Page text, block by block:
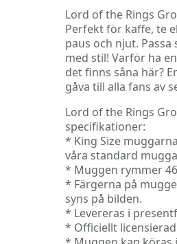
Lord of the Rings
Perfekt för kaffe, te
paus och njut.
med stil! Varför ha
det finns såna här?
gåva till alla fans av
Lord of the Rings
specifikationer:
* King Size
våra standard
* Muggen rymmer
* Färgerna på
syns på bilden.
* Levereras i
* Officiellt